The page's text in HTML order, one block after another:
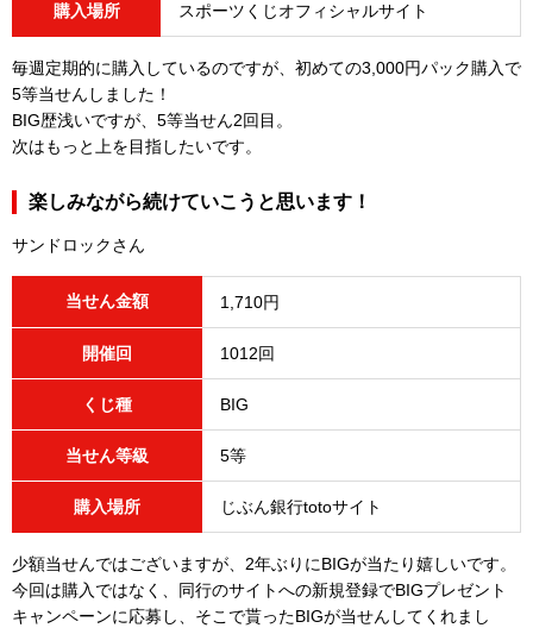
購入場所 スポーツくじオフィシャルサイト
毎週定期的に購入しているのですが、初めての3,000円パック購入で
5等当せんしました！
BIG歴浅いですが、5等当せん2回目。
次はもっと上を目指したいです。
楽しみながら続けていこうと思います！
サンドロックさん
当せん金額 1,710円
開催回 1012回
くじ種 BIG
当せん等級 5等
購入場所 じぶん銀行totoサイト
少額当せんではございますが、2年ぶりにBIGが当たり嬉しいです。
今回は購入ではなく、同行のサイトへの新規登録でBIGプレゼント
キャンペーンに応募し、そこで貰ったBIGが当せんしてくれまし